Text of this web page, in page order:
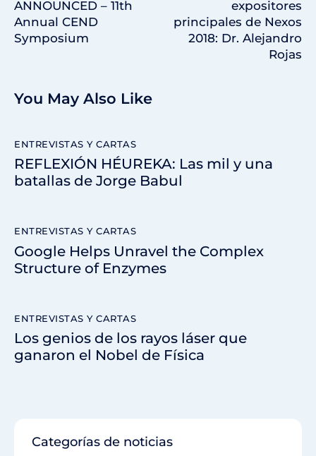
ANNOUNCED – 11th
Annual CEND
Symposium
expositores
principales de Nexos
2018: Dr. Alejandro
Rojas
You May Also Like
ENTREVISTAS Y CARTAS
REFLEXIÓN HÉUREKA: Las mil y una
batallas de Jorge Babul
ENTREVISTAS Y CARTAS
Google Helps Unravel the Complex
Structure of Enzymes
ENTREVISTAS Y CARTAS
Los genios de los rayos láser que
ganaron el Nobel de Física
Categorías de noticias